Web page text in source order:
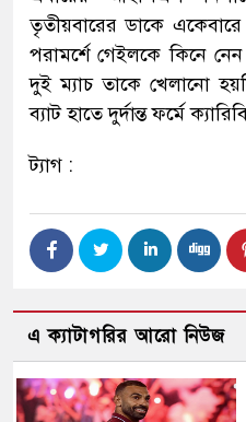
তৃতীয়বারের ডাকে একেবারে
পরামর্শে গেইলকে কিনে
দুই ম্যাচ তাকে খেলানো
ব্যাট হাতে দুর্দান্ত ফর্মে
ট্যাগ :
এ ক্যাটাগরির আরো নিউজ